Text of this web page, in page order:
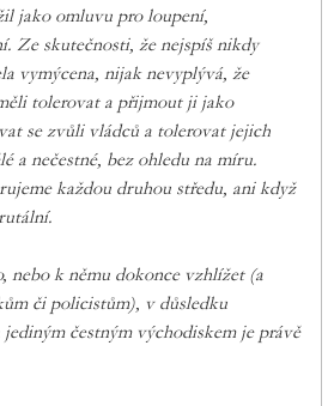
jako omluvu pro loupení,
Ze skutečnosti, že nejspíš nikdy
vymýcena, nijak nevyplývá, že
tolerovat a přijmout ji jako
se zvůli vládců a tolerovat jejich
a nečestné, bez ohledu na míru.
každou druhou středu, ani když
nebo k němu dokonce vzhlížet (a
či policistům), v důsledku
čestným východiskem je právě